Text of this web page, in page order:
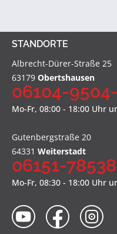
STANDORTE
Albrecht-Dürer-Straße 25
63179 Obertshausen
06104-
Mo-Fr, 08:00 - 18:00 Uhr
Gutenbergstraße 20
64331 Weiterstadt
06151-
Mo-Fr, 08:30 - 18:00 Uhr